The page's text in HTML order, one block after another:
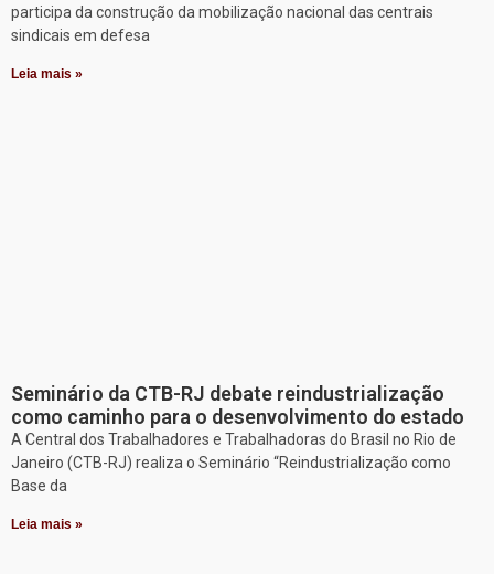
participa da construção da mobilização nacional das centrais
sindicais em defesa
Leia mais »
Seminário da CTB-RJ debate reindustrialização
como caminho para o desenvolvimento do estado
A Central dos Trabalhadores e Trabalhadoras do Brasil no Rio de
Janeiro (CTB-RJ) realiza o Seminário “Reindustrialização como
Base da
Leia mais »